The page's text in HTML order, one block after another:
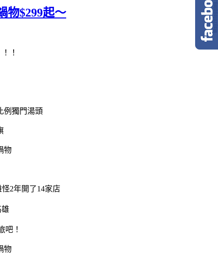
物$299起～
！
例獨門湯頭
2年開了14家店
吧！